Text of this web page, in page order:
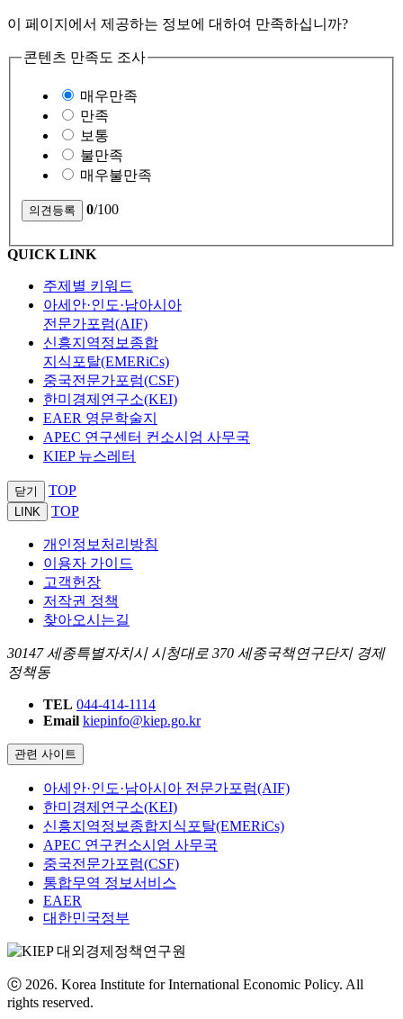
이 페이지에서 제공하는 정보에 대하여 만족하십니까?
콘텐츠 만족도 조사
매우만족
만족
보통
불만족
매우불만족
0/100
QUICK LINK
주제별 키워드
아세안·인도·남아시아
전문가포럼(AIF)
신흥지역정보종합
지식포탈(EMERiCs)
중국전문가포럼(CSF)
한미경제연구소(KEI)
EAER 영문학술지
APEC 연구센터 컨소시엄 사무국
KIEP 뉴스레터
닫기 TOP
LINK TOP
개인정보처리방침
이용자 가이드
고객헌장
저작권 정책
찾아오시는길
30147 세종특별자치시 시청대로 370 세종국책연구단지 경제
정책동
TEL 044-414-1114
Email kiepinfo@kiep.go.kr
관련 사이트
아세안·인도·남아시아 전문가포럼(AIF)
한미경제연구소(KEI)
신흥지역정보종합지식포탈(EMERiCs)
APEC 연구컨소시엄 사무국
중국전문가포럼(CSF)
통합무역 정보서비스
EAER
대한민국정부
ⓒ 2026. Korea Institute for International Economic Policy. All
rights reserved.